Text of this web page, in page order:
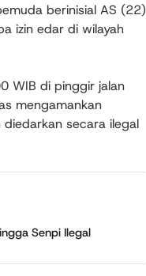
berinisial AS (22)
izin edar di wilayah
WIB di pinggir jalan
mengamankan
secara ilegal
Senpi Ilegal